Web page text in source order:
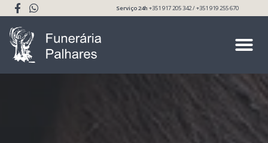
Serviço 24h+351 917 205 342 / +351 919 255 670